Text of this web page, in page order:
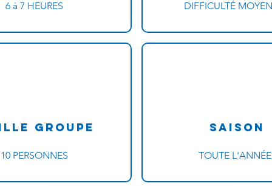
6 à 7 HEURES
Groupe
10 PERSONNES
DIFFICULTÉ
Saison
TOUTE L'ANNÉE